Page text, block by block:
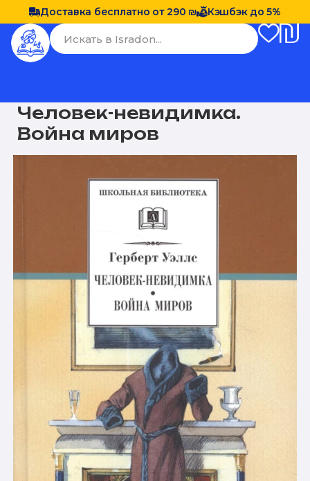
Доставка бесплатно от 290 ₪ Кэшбэк до 5%
Человек-невидимка.
Война миров